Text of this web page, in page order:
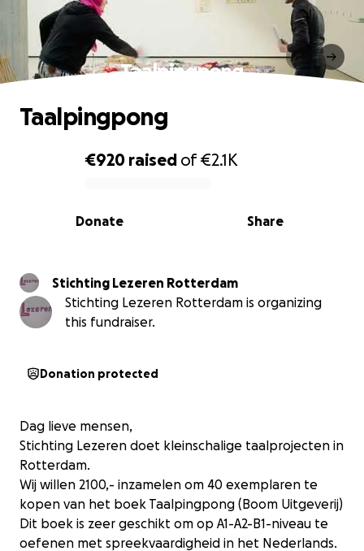
Taalpingpong
0% complete
€920 raised of€2.1K
Share
Donate
Taalpingpong
Stichting Lezeren Rotterdam
Stichting Lezeren Rotterdam is organizing
this fundraiser.
Donation protected
Dag lieve mensen,
Stichting Lezeren doet kleinschalige taalprojecten in
Rotterdam.
Wij willen 2100,- inzamelen om 40 exemplaren te
kopen van het boek Taalpingpong (Boom Uitgeverij)
Dit boek is zeer geschikt om op A1-A2-B1-niveau te
oefenen met spreekvaardigheid in het Nederlands.